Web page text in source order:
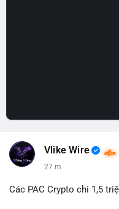
Vlike Wire
27 m
Các PAC Crypto chi 1,5